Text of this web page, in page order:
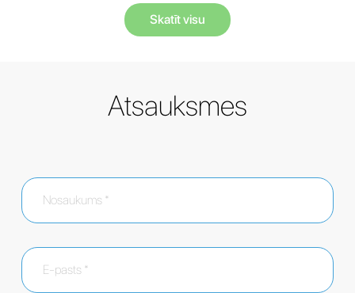
Skatīt visu
Atsauksmes